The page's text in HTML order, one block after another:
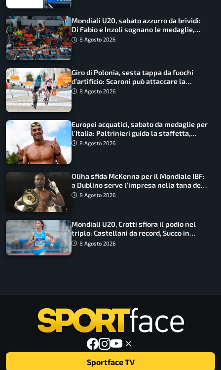
Mondiali U20, sabato azzurro da brividi:
Di Fabio e Inzoli sognano le medaglie,
Castellani e Succo in finale
8 Agosto 2026
Giro di Polonia, sesta tappa da fuochi
d’artificio: Scaroni può attaccare la
maglia di Lemmen
8 Agosto 2026
Europei acquatici, sabato da medaglie per
l’Italia: Paltrinieri guida la staffetta,
Barnabà sogna l’oro dalle grandi altezze
8 Agosto 2026
Oliha sfida McKenna per il Mondiale IBF:
a Dublino serve l’impresa nella tana del
lupo8 Agosto 2026
Mondiali U20, Crotti sfiora il podio nel
triplo: Castellani da record, Succo in
finale
8 Agosto 2026
Sportface TV